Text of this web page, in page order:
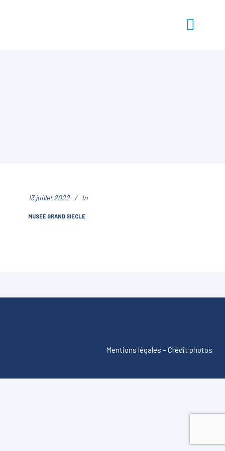
13 juillet 2022 In
MUSEE GRAND SIECLE
Mentions légales –Crédit photos